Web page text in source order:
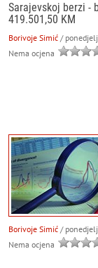
Sarajevskoj berzi -
419.501,50 KM
Borivoje Simić /
Nema ocjena
Borivoje Simić /
Nema ocjena